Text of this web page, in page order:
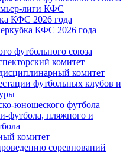
лиги КФС
КФС 2026 года
КФС 2026 года
футбольного союза
комитет
комитет
футбольных клубов и
юношеского футбола
футбола, пляжного и
комитет
соревнований